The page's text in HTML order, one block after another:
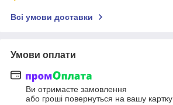
Всі умови доставки
Умови оплати
Ви отримаєте замовлення
або гроші повернуться на вашу картку